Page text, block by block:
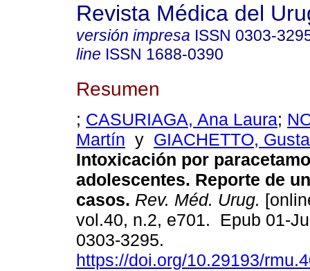
Revista Médica del
versión impresa ISSN 0303-
line ISSN 1688-0390
Resumen
; CASURIAGA, Ana Laura;
Martín y GIACHETTO,
Intoxicación por
adolescentes. Reporte de
casos. Rev. Méd. Urug.
vol.40, n.2, e701. Epub 01-
0303-3295.
https://doi.org/10.29193/